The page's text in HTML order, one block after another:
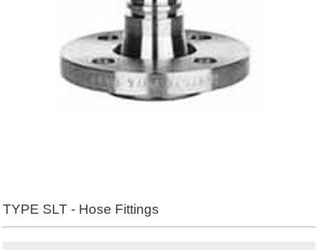
TYPE SLT - Hose Fittings